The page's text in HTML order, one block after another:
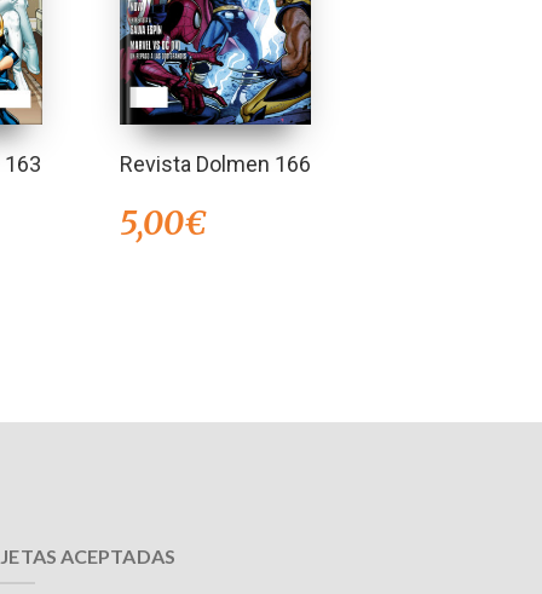
163 Revista Dolmen 166
5,00€
ACEPTADAS